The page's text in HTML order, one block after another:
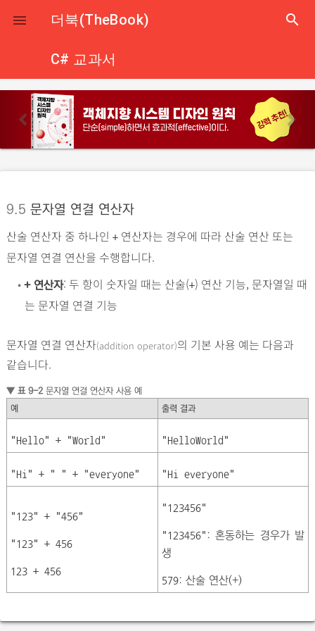
close
 더북(TheBook) search
C# 교과서
p
r
u
s
e
9.5 문자열 연결 연산자
산술 연산자 중 하나인 +연산자는 경우에 따라 산술 연산 또는
문자열 연결 연산을 수행합니다.
• + 연산자: 두 항이 숫자일 때는 산술(+) 연산 기능, 문자열일 때
는 문자열 연결 기능
문자열 연결 연산자(addition operator)의 기본 사용 예는 다음과
같습니다.
▼ 표 9-2문자열 연결 연산자 사용 예
예
출력 결과
"Hello" + "World" "HelloWorld"
"Hi" + " " + "everyone" "Hi everyone"
"123" + "456"
"123" + 456
123 + 456
"123456"
"123456" : 혼동하는 경우가 발
생
579: 산술 연산(+)